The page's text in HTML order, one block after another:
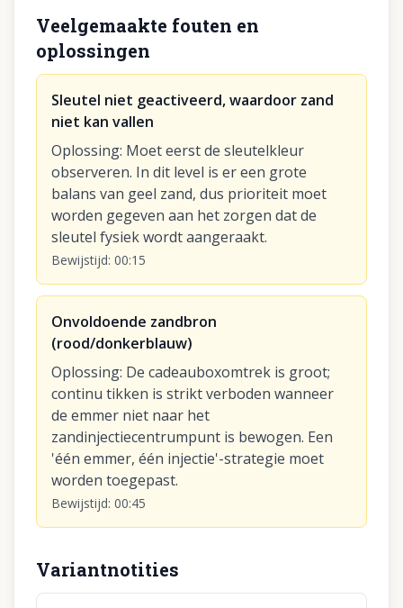
Veelgemaakte fouten en
oplossingen
Sleutel niet geactiveerd, waardoor zand
niet kan vallen
Oplossing: Moet eerst de sleutelkleur
observeren. In dit level is er een grote
balans van geel zand, dus prioriteit moet
worden gegeven aan het zorgen dat de
sleutel fysiek wordt aangeraakt.
Bewijstijd: 00:15
Onvoldoende zandbron
(rood/donkerblauw)
Oplossing: De cadeauboxomtrek is groot;
continu tikken is strikt verboden wanneer
de emmer niet naar het
zandinjectiecentrumpunt is bewogen. Een
'één emmer, één injectie'-strategie moet
worden toegepast.
Bewijstijd: 00:45
Variantnotities